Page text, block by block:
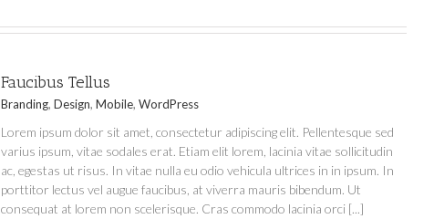
Faucibus Tellus
Branding, Design, Mobile, WordPress
Lorem ipsum dolor sit amet, consectetur adipiscing elit. Pellentesque sed
varius ipsum, vitae sodales erat. Etiam elit lorem, lacinia vitae sollicitudin
ac, egestas ut risus. In vitae nulla eu odio vehicula ultrices in in ipsum. In
porttitor lectus vel augue faucibus, at viverra mauris bibendum. Ut
consequat at lorem non scelerisque. Cras commodo lacinia orci [...]